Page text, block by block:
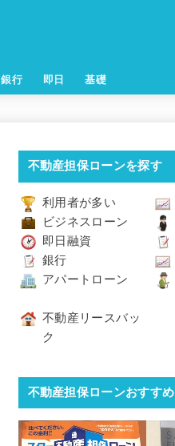
銀行 即日 基礎
不動産担保ローンを探す
利用者が多い
ビジネスローン
即日融資
銀行
アパートローン
不動産リースバッ
ク
不動産担保ローンおすすめ